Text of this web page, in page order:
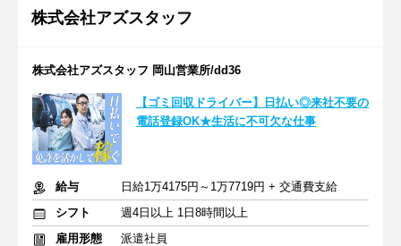
株式会社アズスタッフ
株式会社アズスタッフ 岡山営業所/dd36
【ゴミ回収ドライバー】日払い◎来社不要の
電話登録OK★生活に不可欠な仕事
給与
日給1万4175円～1万7719円 + 交通費支給
シフト
週4日以上 1日8時間以上
雇用形態
派遣社員